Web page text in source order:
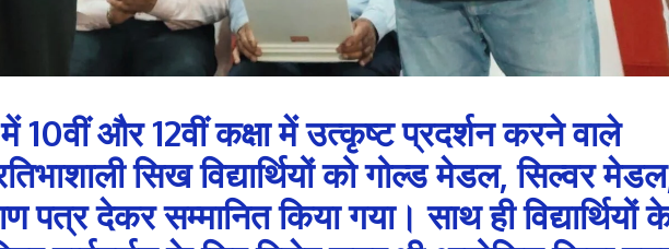
10वीं और 12वीं कक्षा में उत्कृष्ट प्रदर्शन करने वाले
सिख विद्यार्थियों को गोल्ड मेडल, सिल्वर
पत्र देकर सम्मानित किया गया। साथ ही विद्यार्थियों